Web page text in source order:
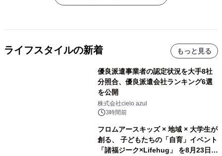
ライフスタイルの新着 もっと見る
優良派遣事業者の認定状況を大手8社
分照合、優良派遣会社ランキング6選
を公開
株式会社cielo azul
3時間前
フロムアースキッズ × 地域 × 大学生が
創る、 子どもたちの「自育」イベント
「諸福ジーク×Lifehug」 を8月23日